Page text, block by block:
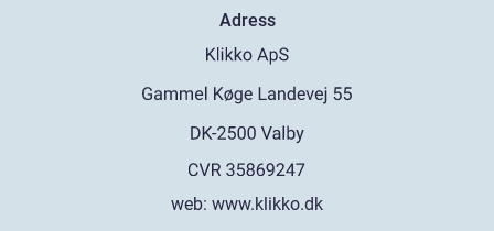
Adress
web: www.klikko.dk